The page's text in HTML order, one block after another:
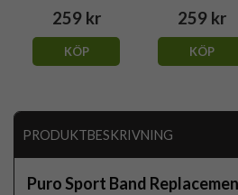
259 kr
KÖP
259 kr
KÖP
PRODUKTBESKRIVNING
Puro Sport Band